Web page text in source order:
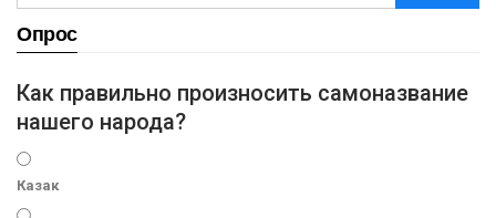
Опрос
Как правильно произносить самоназвание
нашего народа?
Казак